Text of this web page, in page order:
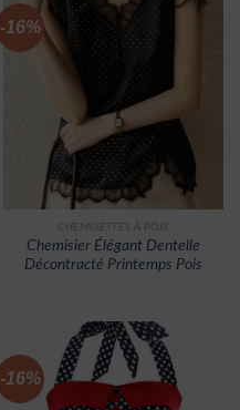
-16%
CHEMISETTES À POIS
Chemisier Élégant Dentelle
Décontracté Printemps Pois
-16%